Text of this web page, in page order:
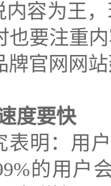
内容为王
也要注重
牌官网网
度要快
表明：用
的用户